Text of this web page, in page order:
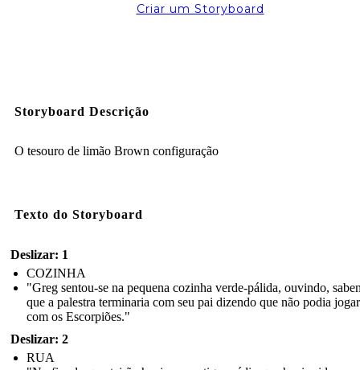
Criar um Storyboard
Storyboard Descrição
O tesouro de limão Brown configuração
Texto do Storyboard
Deslizar: 1
COZINHA
"Greg sentou-se na pequena cozinha verde-pálida, ouvindo,
que a palestra terminaria com seu pai dizendo que não podia
com os Escorpiões."
Deslizar: 2
RUA